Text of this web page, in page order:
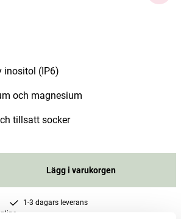
inositol (IP6)
och magnesium
tillsatt socker
Lägg i varukorgen
1-3 dagars leverans